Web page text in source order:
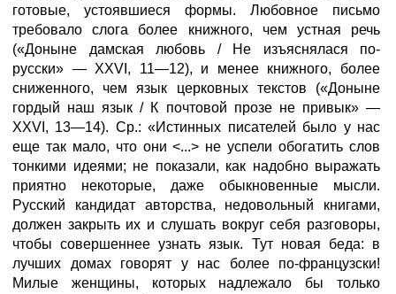
готовые, устоявшиеся формы. Любовное письмо
требовало слога более книжного, чем устная речь
(«Доныне дамская любовь / Не изъяснялася по-
русски» — XXVI, 11—12), и менее книжного, более
сниженного, чем язык церковных текстов («Доныне
гордый наш язык / К почтовой прозе не привык» —
XXVI, 13—14). Ср.: «Истинных писателей было у нас
еще так мало, что они <...> не успели обогатить слов
тонкими идеями; не показали, как надобно выражать
приятно некоторые, даже обыкновенные мысли.
Русский кандидат авторства, недовольный книгами,
должен закрыть их и слушать вокруг себя разговоры,
чтобы совершеннее узнать язык. Тут новая беда: в
лучших домах говорят у нас более по-французски!
Милые женщины, которых надлежало бы только